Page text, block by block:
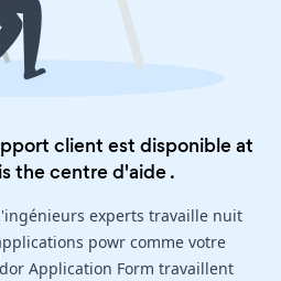
client est disponible at
thecentre d'aide.
experts travaille nuit
powr comme votre
Application Form travaillent